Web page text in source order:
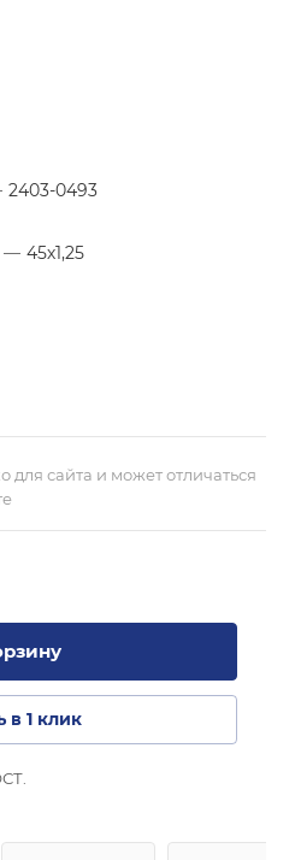
2403-0493
— 45х1,25
для сайта и может отличаться
в 1 клик